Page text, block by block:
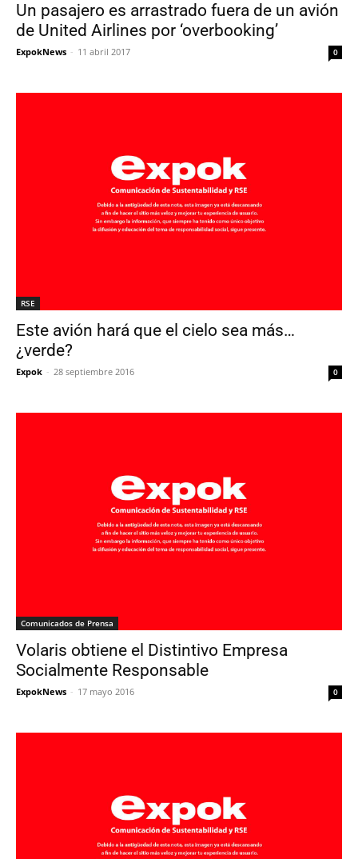
Un pasajero es arrastrado fuera de un avión
de United Airlines por ‘overbooking’
ExpokNews - 11 abril 2017 0
RSE
Este avión hará que el cielo sea más…
¿verde?
Expok - 28 septiembre 2016 0
Comunicados de Prensa
Volaris obtiene el Distintivo Empresa
Socialmente Responsable
ExpokNews - 17 mayo 2016 0